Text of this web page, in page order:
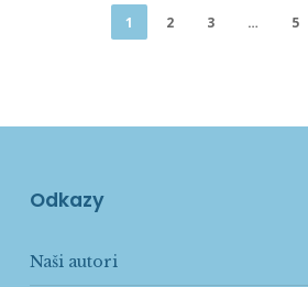
1 2 3 … 5
Odkazy
Naši autori